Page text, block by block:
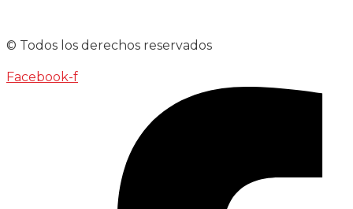
© Todos los derechos reservados
Facebook-f